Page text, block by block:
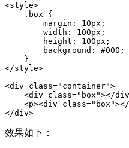
<style>
    .box {
        margin: 10px;
        width: 100px;
        height: 100px;
        background: #000;
    }
</style>
<div class="container">
<div class="box"></
<p><div
</div>
效果如下：